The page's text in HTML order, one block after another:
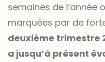
semaines de
marquées par de
deuxième trimestre
a jusqu’à présent